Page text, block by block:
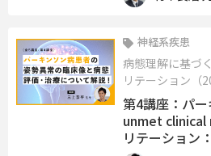
神経系疾患
病態理解に基づ
リテーション（
第4講座：パ
unmet clinical
リテーション